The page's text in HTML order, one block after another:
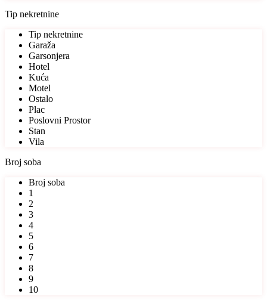
Tip nekretnine
Tip nekretnine
Garaža
Garsonjera
Hotel
Kuća
Motel
Ostalo
Plac
Poslovni Prostor
Stan
Vila
Broj soba
Broj soba
1
2
3
4
5
6
7
8
9
10